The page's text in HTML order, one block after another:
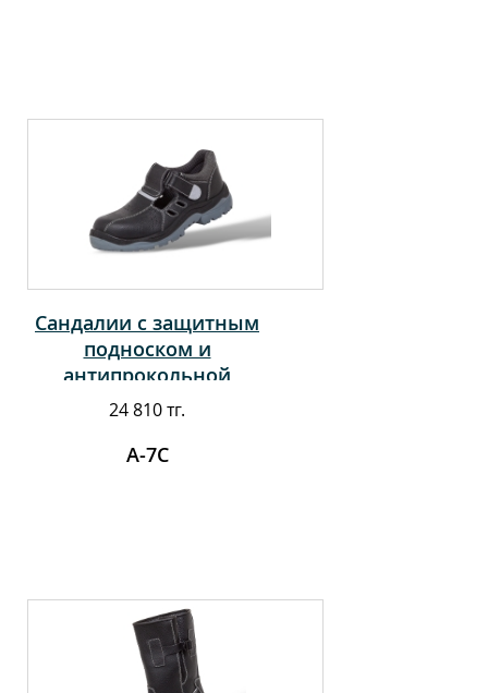
Сандалии с защитным
подноском и
антипрокольной
стелькой
24 810 тг.
А-7С